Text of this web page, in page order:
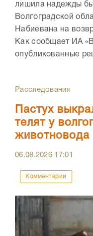
лишила надежды
Волгоградской
Набиевана на
Как сообщает ИА
опубликованные
Расследования
Пастух
телят у
животновода
06.08.2026 17:01
Комментарии